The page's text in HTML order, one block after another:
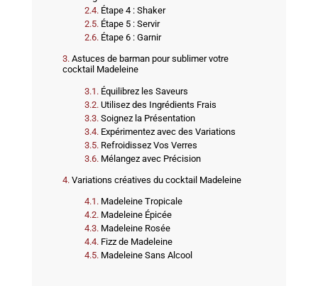
Étape 4 : Shaker
Étape 5 : Servir
Étape 6 : Garnir
Astuces de barman pour sublimer votre
cocktail Madeleine
Équilibrez les Saveurs
Utilisez des Ingrédients Frais
Soignez la Présentation
Expérimentez avec des Variations
Refroidissez Vos Verres
Mélangez avec Précision
Variations créatives du cocktail Madeleine
Madeleine Tropicale
Madeleine Épicée
Madeleine Rosée
Fizz de Madeleine
Madeleine Sans Alcool